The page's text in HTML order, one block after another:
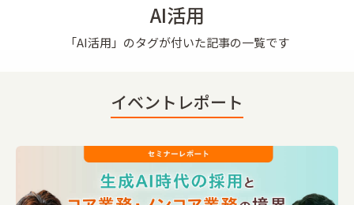
AI活用
「AI活用 」のタグが付いた記事の一覧です
イベントレポート